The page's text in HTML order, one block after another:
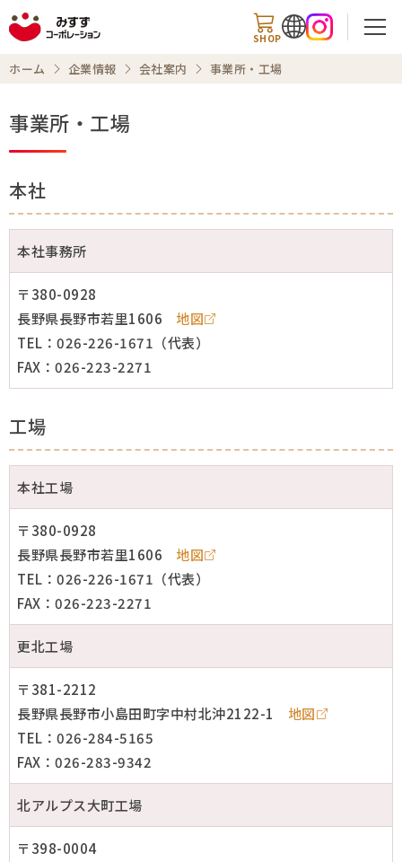
SHOP
ホーム
企業トップ
会社案内
事業内容
生産工場
社会と未来
採用情報
お問い合わせ
ホーム 企業情報 会社案内 事業所・工場
事業所・工場
本社
本社事務所
〒380-0928
長野県長野市若里1606
地図
TEL：026-226-1671（代表）
FAX：026-223-2271
工場
本社工場
〒380-0928
長野県長野市若里1606
地図
TEL：026-226-1671（代表）
FAX：026-223-2271
更北工場
〒381-2212
長野県長野市小島田町字中村北沖2122-1
地図
TEL：026-284-5165
FAX：026-283-9342
北アルプス大町工場
〒398-0004